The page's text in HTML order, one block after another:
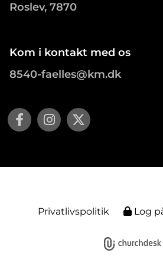
Roslev, 7870
Kom i kontakt med os
8540-faelles@km.dk
Privatlivspolitik Log